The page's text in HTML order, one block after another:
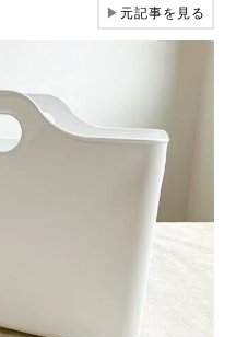
▶元記事を見る